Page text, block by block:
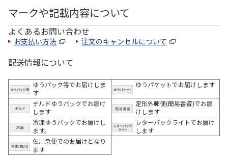
マークや記載内容について
よくあるお問い合わせ
お支払い方法 注文のキャンセルについて
配送情報について
ゆうパック等でお届けしま
す
ゆうパケットでお届けします
チルドゆうパックでお届け
します
定形外郵便(簡易書留)でお届
けします
冷凍ゆうパックでお届けし
ます。
レターパックライトでお届け
します
佐川急便でのお届けとなり
ます